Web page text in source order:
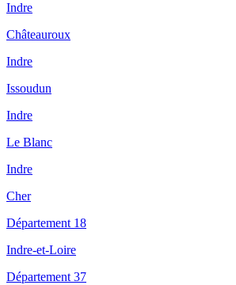
Indre
Châteauroux
Indre
Issoudun
Indre
Le Blanc
Indre
Cher
Département 18
Indre-et-Loire
Département 37